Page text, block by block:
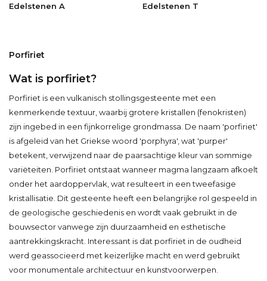
Edelstenen A Edelstenen T
Porfiriet
Wat is porfiriet?
Porfiriet is een vulkanisch stollingsgesteente met een
kenmerkende textuur, waarbij grotere kristallen (fenokristen)
zijn ingebed in een fijnkorrelige grondmassa. De naam 'porfiriet'
is afgeleid van het Griekse woord 'porphyra', wat 'purper'
betekent, verwijzend naar de paarsachtige kleur van sommige
variëteiten. Porfiriet ontstaat wanneer magma langzaam afkoelt
onder het aardoppervlak, wat resulteert in een tweefasige
kristallisatie. Dit gesteente heeft een belangrijke rol gespeeld in
de geologische geschiedenis en wordt vaak gebruikt in de
bouwsector vanwege zijn duurzaamheid en esthetische
aantrekkingskracht. Interessant is dat porfiriet in de oudheid
werd geassocieerd met keizerlijke macht en werd gebruikt
voor monumentale architectuur en kunstvoorwerpen.